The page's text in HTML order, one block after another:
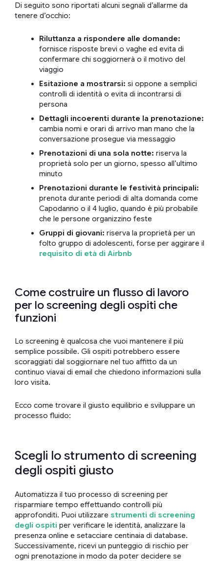
Di seguito sono riportati alcuni segnali d’allarme da
tenere d’occhio:
Riluttanza a rispondere alle domande:
fornisce risposte brevi o vaghe ed evita di
confermare chi soggiornerà o il motivo del
viaggio
Esitazione a mostrarsi: si oppone a semplici
controlli di identità o evita di incontrarsi di
persona
Dettagli incoerenti durante la prenotazione:
cambia nomi e orari di arrivo man mano che la
conversazione prosegue via messaggio
Prenotazioni di una sola notte: riserva la
proprietà solo per un giorno, spesso all’ultimo
minuto
Prenotazioni durante le festività principali:
prenota durante periodi di alta domanda come
Capodanno o il 4 luglio, quando è più probabile
che le persone organizzino feste
Gruppi di giovani: riserva la proprietà per un
folto gruppo di adolescenti, forse per aggirare il
requisito di età di Airbnb
Come costruire un flusso di lavoro
per lo screening degli ospiti che
funzioni
Lo screening è qualcosa che vuoi mantenere il più
semplice possibile. Gli ospiti potrebbero essere
scoraggiati dal soggiornare nel tuo affitto da un
continuo viavai di email che chiedono informazioni sulla
loro visita.
Ecco come trovare il giusto equilibrio e sviluppare un
processo fluido:
Scegli lo strumento di screening
degli ospiti giusto
Automatizza il tuo processo di screening per
risparmiare tempo effettuando controlli più
approfonditi. Puoi utilizzare strumenti di screening
degli ospiti per verificare le identità, analizzare la
presenza online e setacciare centinaia di database.
Successivamente, ricevi un punteggio di rischio per
ogni prenotazione in modo da poter decidere se